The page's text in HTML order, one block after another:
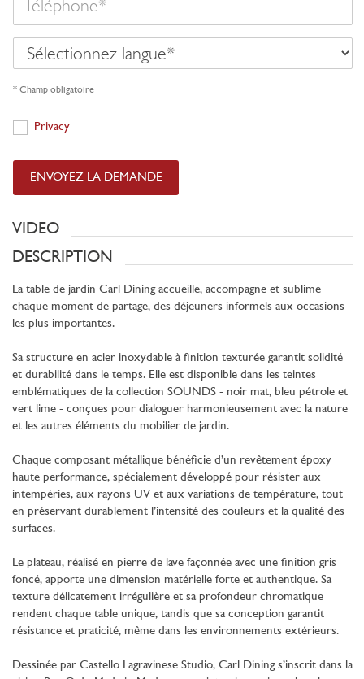
Sélectionnez
langue
* Champ obligatoire
Privacy
Privacy
ENVOYEZ LA DEMANDE
VIDEO
DESCRIPTION
La table de jardin Carl Dining accueille, accompagne et sublime
chaque moment de partage, des déjeuners informels aux occasions
les plus importantes.
Sa structure en acier inoxydable à finition texturée garantit solidité
et durabilité dans le temps. Elle est disponible dans les teintes
emblématiques de la collection SOUNDS - noir mat, bleu pétrole et
vert lime - conçues pour dialoguer harmonieusement avec la nature
et les autres éléments du mobilier de jardin.
Chaque composant métallique bénéficie d’un revêtement époxy
haute performance, spécialement développé pour résister aux
intempéries, aux rayons UV et aux variations de température, tout
en préservant durablement l’intensité des couleurs et la qualité des
surfaces.
Le plateau, réalisé en pierre de lave façonnée avec une finition gris
foncé, apporte une dimension matérielle forte et authentique. Sa
texture délicatement irrégulière et sa profondeur chromatique
rendent chaque table unique, tandis que sa conception garantit
résistance et praticité, même dans les environnements extérieurs.
Dessinée par Castello Lagravinese Studio, Carl Dining s’inscrit dans la